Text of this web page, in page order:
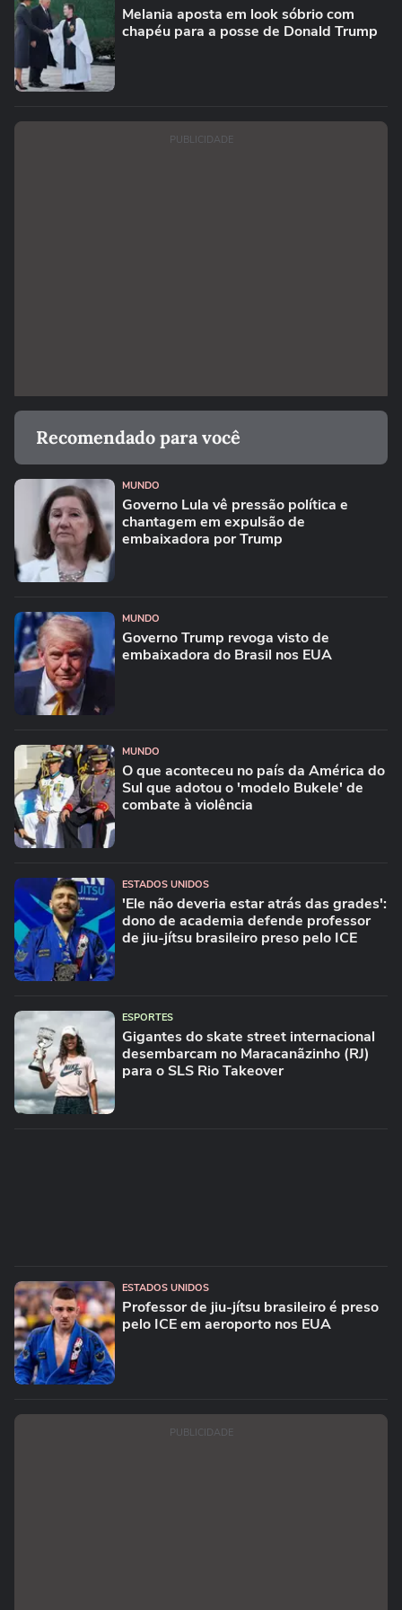
Melania aposta em look sóbrio com
chapéu para a posse de Donald Trump
PUBLICIDADE
Recomendado para você
MUNDO
Governo Lula vê pressão política e
chantagem em expulsão de
embaixadora por Trump
MUNDO
Governo Trump revoga visto de
embaixadora do Brasil nos EUA
MUNDO
O que aconteceu no país da América do
Sul que adotou o 'modelo Bukele' de
combate à violência
ESTADOS UNIDOS
'Ele não deveria estar atrás das grades':
dono de academia defende professor
de jiu-jítsu brasileiro preso pelo ICE
ESPORTES
Gigantes do skate street internacional
desembarcam no Maracanãzinho (RJ)
para o SLS Rio Takeover
ESTADOS UNIDOS
Professor de jiu-jítsu brasileiro é preso
pelo ICE em aeroporto nos EUA
PUBLICIDADE